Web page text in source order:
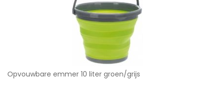
Opvouwbare emmer 10 liter groen/grijs